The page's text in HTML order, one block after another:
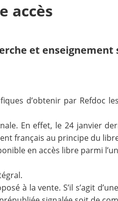
accès
et
d’obtenir par Refdoc
En effet, le 24 janvier
français au principe du
en accès libre parmi
à la vente. S’il s’agit